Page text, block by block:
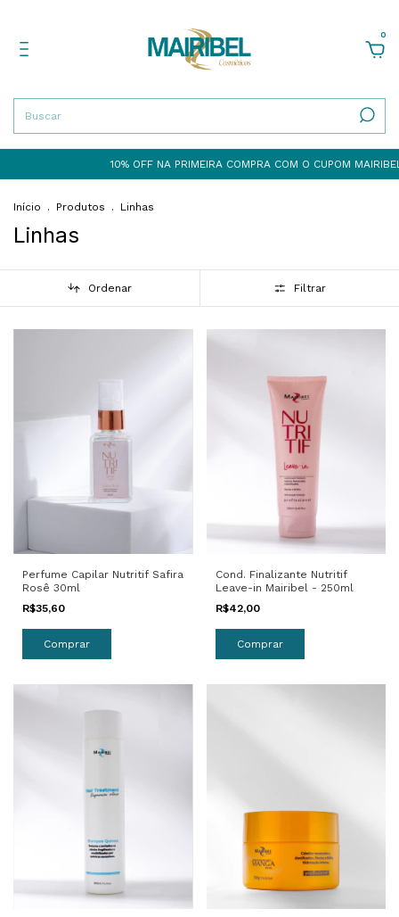
0
10% OFF NA PRIMEIRA COMPRA COM O CUPOM MAIRIBEL10
Início . Produtos . Linhas
Linhas
Ordenar Filtrar
Perfume Capilar Nutritif Safira
Rosê 30ml
R$35,60
Cond. Finalizante Nutritif
Leave-in Mairibel - 250ml
R$42,00